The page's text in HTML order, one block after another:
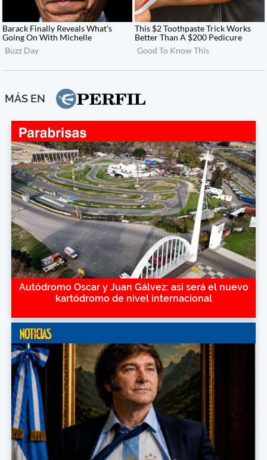
MÁS EN
Autódromo Oscar y Juan Gálvez: así será el nuevo
kartódromo de nivel internacional